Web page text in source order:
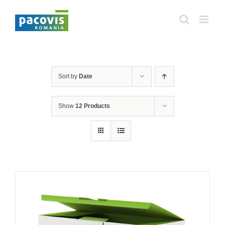
content
Sort by Date
Show 12 Products